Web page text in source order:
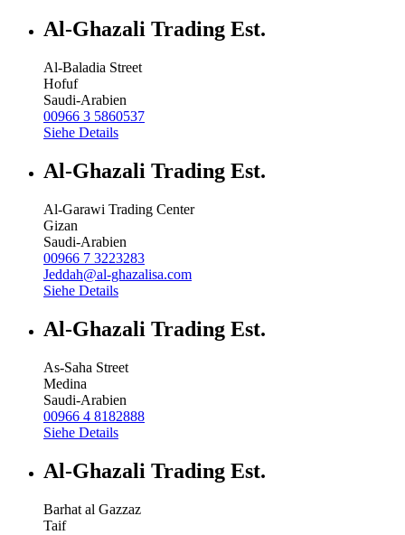
Al-Ghazali Trading Est.
Al-Baladia Street
Hofuf
Saudi-Arabien
00966 3 5860537
Siehe Details
Al-Ghazali Trading Est.
Al-Garawi Trading Center
Gizan
Saudi-Arabien
00966 7 3223283
Jeddah@al-ghazalisa.com
Siehe Details
Al-Ghazali Trading Est.
As-Saha Street
Medina
Saudi-Arabien
00966 4 8182888
Siehe Details
Al-Ghazali Trading Est.
Barhat al Gazzaz
Taif